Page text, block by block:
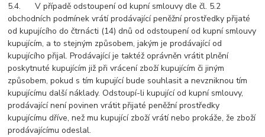
5.4. V případě odstoupení od kupní smlouvy dle čl. 5.2
obchodních podmínek vrátí prodávající peněžní prostředky přijaté
od kupujícího do čtrnácti (14) dnů od odstoupení od kupní smlouvy
kupujícím, a to stejným způsobem, jakým je prodávající od
kupujícího přijal. Prodávající je taktéž oprávněn vrátit plnění
poskytnuté kupujícím již při vrácení zboží kupujícím či jiným
způsobem, pokud s tím kupující bude souhlasit a nevzniknou tím
kupujícímu další náklady. Odstoupí-li kupující od kupní smlouvy,
prodávající není povinen vrátit přijaté peněžní prostředky
kupujícímu dříve, než mu kupující zboží vrátí nebo prokáže, že zboží
prodávajícímu odeslal.